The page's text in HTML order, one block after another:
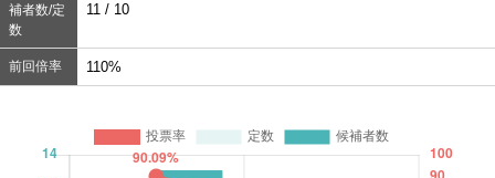
補者数/定
数
11 / 10
前回倍率 110%